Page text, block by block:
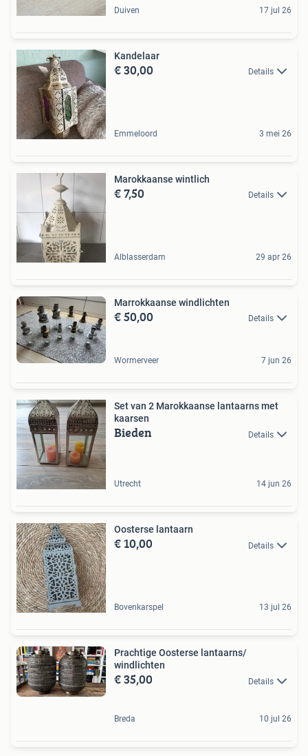
Duiven 17 jul 26
Kandelaar
€ 30,00 Details
Emmeloord 3 mei 26
Marokkaanse wintlich
€ 7,50 Details
Alblasserdam 29 apr 26
Marrokkaanse windlichten
€ 50,00 Details
Wormerveer 7 jun 26
Set van 2 Marokkaanse lantaarns met
kaarsen
Bieden Details
Utrecht 14 jun 26
Oosterse lantaarn
€ 10,00 Details
Bovenkarspel 13 jul 26
Prachtige Oosterse lantaarns/
windlichten
€ 35,00 Details
Breda 10 jul 26